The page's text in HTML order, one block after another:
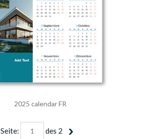
2025 calendar FR
Seite: des 2